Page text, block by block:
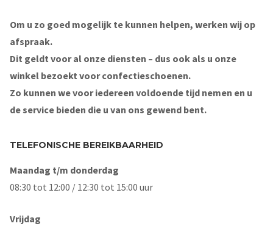
Om u zo goed mogelijk te kunnen helpen, werken wij op
afspraak.
Dit geldt voor al onze diensten – dus ook als u onze
winkel bezoekt voor confectieschoenen.
Zo kunnen we voor iedereen voldoende tijd nemen en u
de service bieden die u van ons gewend bent.
TELEFONISCHE BEREIKBAARHEID
Maandag t/m donderdag
08:30 tot 12:00 / 12:30 tot 15:00 uur
Vrijdag